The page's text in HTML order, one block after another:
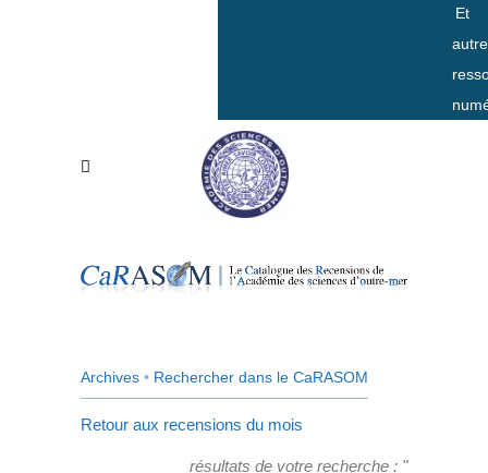
Et
Archives • Rechercher dans le CaRASOM
Retour aux recensions du mois
résultats de votre recherche : "